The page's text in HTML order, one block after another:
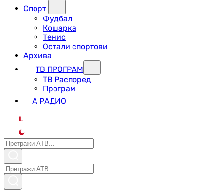
Спорт
Фудбал
Кошарка
Тенис
Остали спортови
Архива
ТВ ПРОГРАМ
ТВ Распоред
Програм
А РАДИО
L